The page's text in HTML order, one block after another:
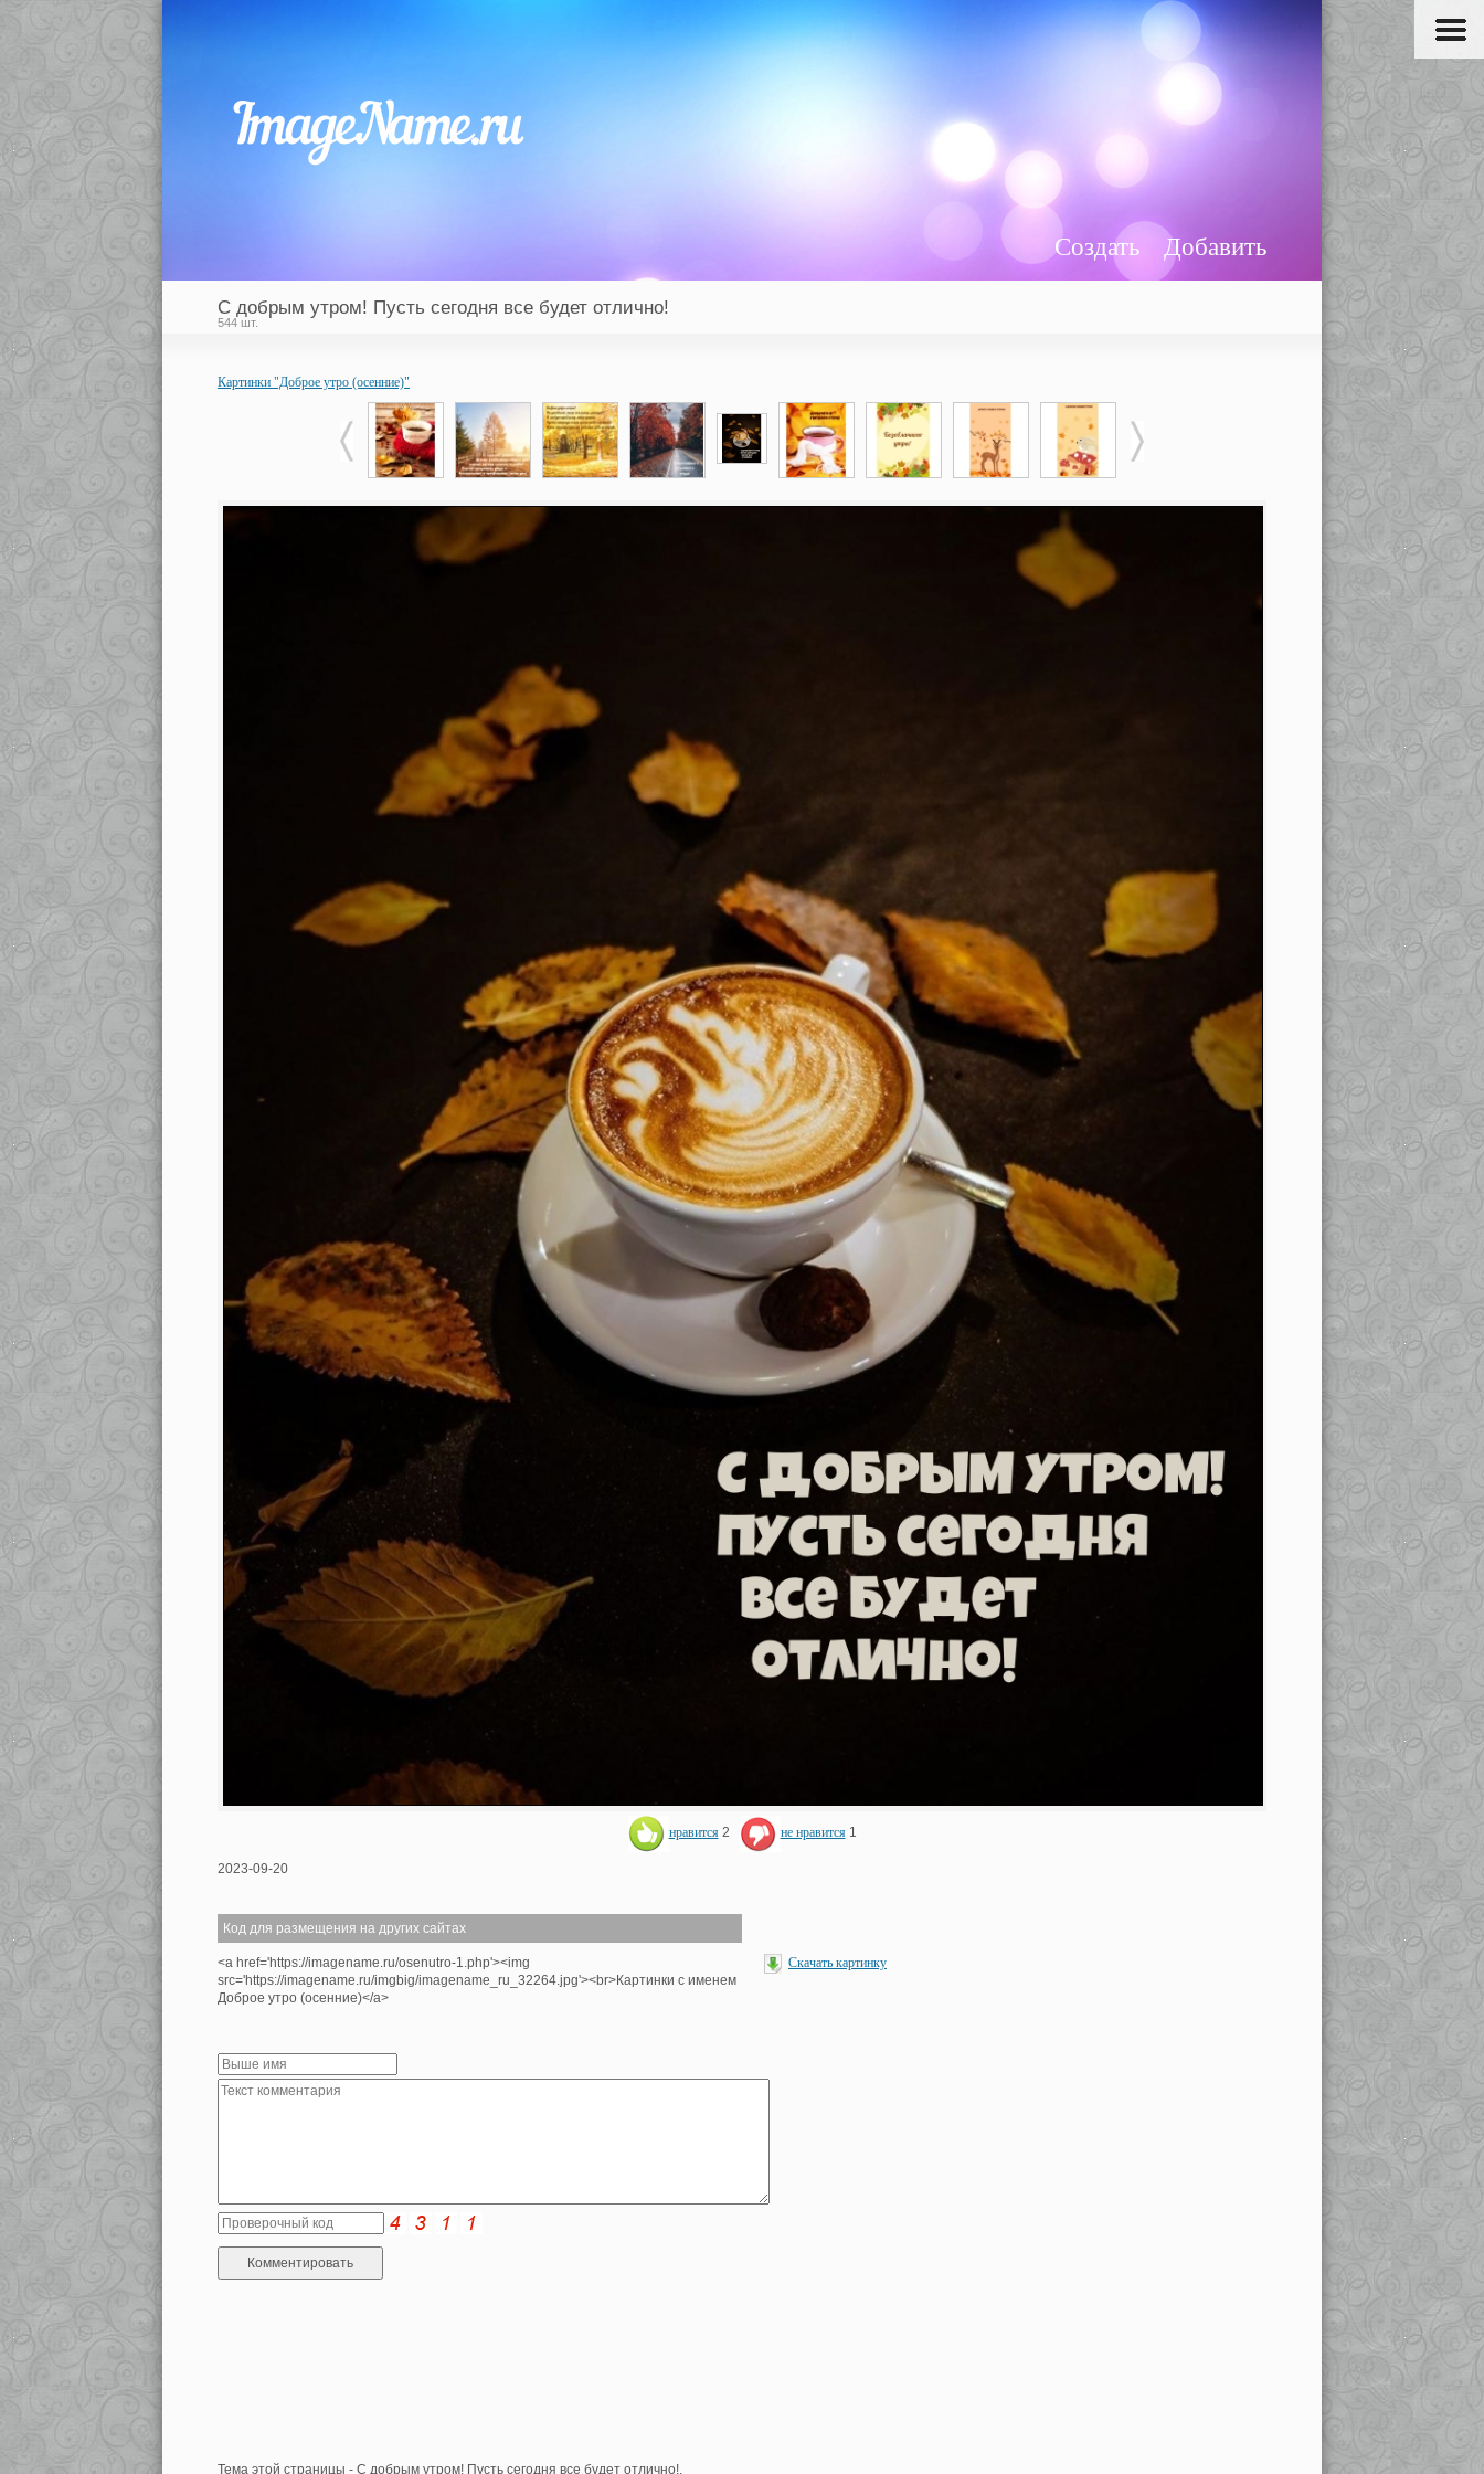
Добавить
Создать
С добрым утром! Пусть сегодня все будет отлично!
544 шт.
Картинки "Доброе утро (осенние)"
нравится 2 не нравится 1
2023-09-20
Код для размещения на других сайтах
<a href='https://imagename.ru/osenutro-1.php'><img
src='https://imagename.ru/imgbig/imagename_ru_32264.jpg'><br>Картинки с именем
Доброе утро (осенние)</a>
Скачать картинку
Тема этой страницы - С добрым утром! Пусть сегодня все будет отлично!.